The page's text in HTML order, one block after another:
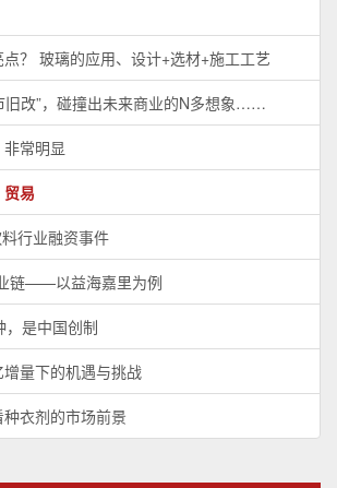
？ 玻璃的应用、设计+选材+施工工艺
旧改”，碰撞出未来商业的N多想象……
常明显
易
行业融资事件
链——以益海嘉里为例
，是中国创制
量下的机遇与挑战
衣剂的市场前景